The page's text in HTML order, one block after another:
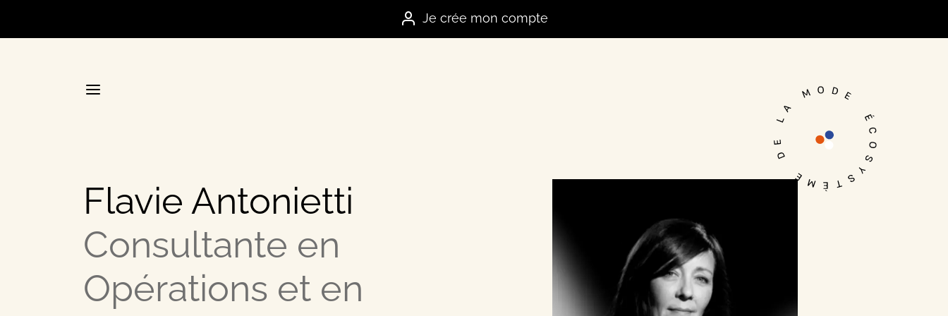
Je crée mon compte
Je me connecte
Accueil
Annuaire
Flavie Antonietti
Consultante en
Opérations et en